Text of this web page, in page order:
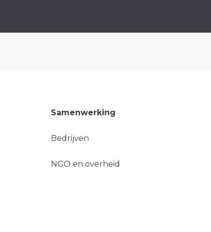
Samenwerking
Bedrijven
NGO en overheid